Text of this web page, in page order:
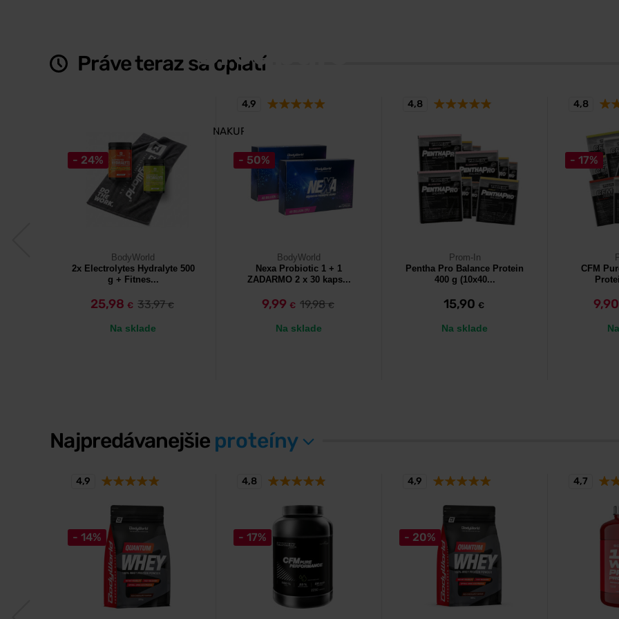
Creapure®
a kratší čas regenerácie. Nemecká kvalita Creapure®.
NAKUPOVAŤ
Práve teraz sa oplatí
- 24%
BodyWorld
2x Electrolytes Hydralyte 500
g + Fitnes...
25,98 € 33,97€
Na sklade
- 50%
BodyWorld
Nexa Probiotic 1 + 1
ZADARMO 2 x 30 kaps...
9,99 € 19,98€
Na sklade
4,9
Prom-In
Pentha Pro Balance Protein
400 g (10x40...
15,90 €
Na sklade
4,8
- 17%
CFM
9,90
4,8
Najpredávanejšie proteíny
- 14%
4,9
- 17%
4,8
- 20%
4,9 4,7